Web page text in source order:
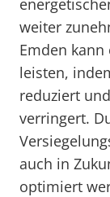
weiter
Emden
leisten,
reduziert
verringert.
auch in
optimiert